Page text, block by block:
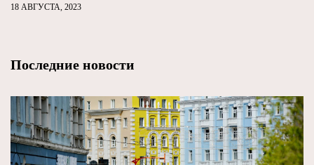
18 АВГУСТА, 2023
Последние новости